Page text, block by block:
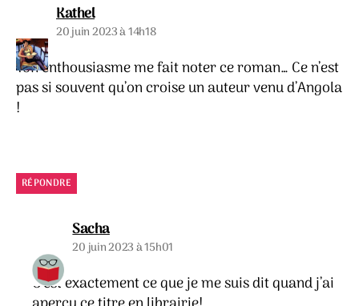
Katheldit :
20 juin 2023 à 14h18
Ton enthousiasme me fait noter ce roman… Ce n’est
pas si souvent qu’on croise un auteur venu d’Angola
!
RÉPONDRE
Sachadit :
20 juin 2023 à 15h01
C’est exactement ce que je me suis dit quand j’ai